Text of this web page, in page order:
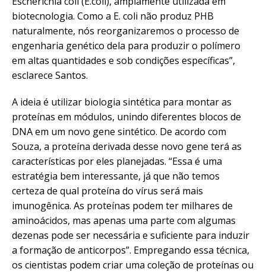
biotecnologia. Como a E. coli não produz PHB
naturalmente, nós reorganizaremos o processo de
engenharia genético dela para produzir o polímero
em altas quantidades e sob condições específicas”,
esclarece Santos.
A ideia é utilizar biologia sintética para montar as
proteínas em módulos, unindo diferentes blocos de
DNA em um novo gene sintético. De acordo com
Souza, a proteína derivada desse novo gene terá as
características por eles planejadas. “Essa é uma
estratégia bem interessante, já que não temos
certeza de qual proteína do vírus será mais
imunogênica. As proteínas podem ter milhares de
aminoácidos, mas apenas uma parte com algumas
dezenas pode ser necessária e suficiente para induzir
a formação de anticorpos”. Empregando essa técnica,
os cientistas podem criar uma coleção de proteínas ou